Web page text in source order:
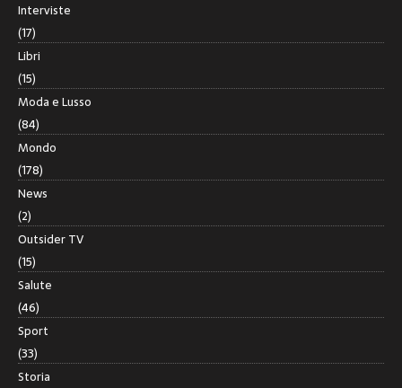
Interviste
(17)
Libri
(15)
Moda e Lusso
(84)
Mondo
(178)
News
(2)
Outsider TV
(15)
Salute
(46)
Sport
(33)
Storia